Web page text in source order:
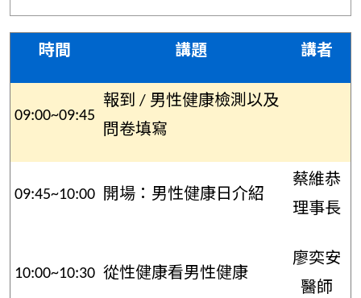
時間 講題 講者
09:00~09:45
報到 / 男性健康檢測以及
問卷填寫
09:45~10:00 開場：男性健康日介紹
蔡維恭
理事長
10:00~10:30 從性健康看男性健康
廖奕安
醫師